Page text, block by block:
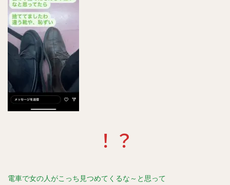
！？
電車で女の人がこっち見つめてくるな～と思って